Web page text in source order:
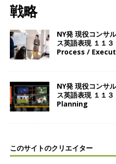
戦略
NY発 現役コンサ
ス英語表現 １１
Process /
NY発 現役コンサ
ス英語表現 １１
Planning
このサイトのクリエイター